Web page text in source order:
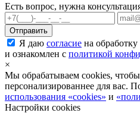
Есть вопрос, нужна
Я даю согласие на
и ознакомлен с политикой
×
Мы обрабатываем cookies, чтобы
персонализированнее для вас.
использования «cookies» и
Настройки cookies